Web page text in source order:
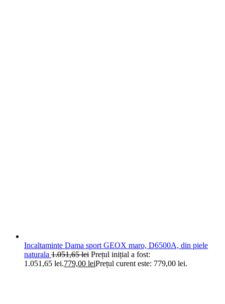
Incaltaminte Dama sport GEOX maro, D6500A, din piele
naturala 1.051,65lei Prețul inițial a fost:
1.051,65 lei.779,00 leiPrețul curent este: 779,00 lei.